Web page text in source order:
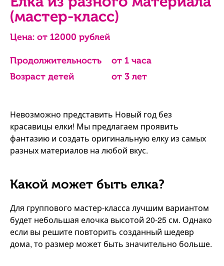
(мастер-класс)
Цена: от 12000 рублей
Продолжительность
от 1 часа
Возраст детей
от 3 лет
Невозможно представить Новый год без
красавицы елки! Мы предлагаем проявить
фантазию и создать оригинальную елку из самых
разных материалов на любой вкус.
Какой может быть елка?
Для группового мастер-класса лучшим вариантом
будет небольшая елочка высотой 20-25 см. Однако
если вы решите повторить созданный шедевр
дома, то размер может быть значительно больше.